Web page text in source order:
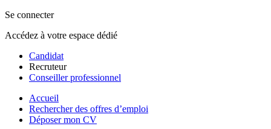
Se connecter
Accédez à votre espace dédié
Candidat
Recruteur
Conseiller professionnel
Accueil
Rechercher des offres d’emploi
Déposer mon CV